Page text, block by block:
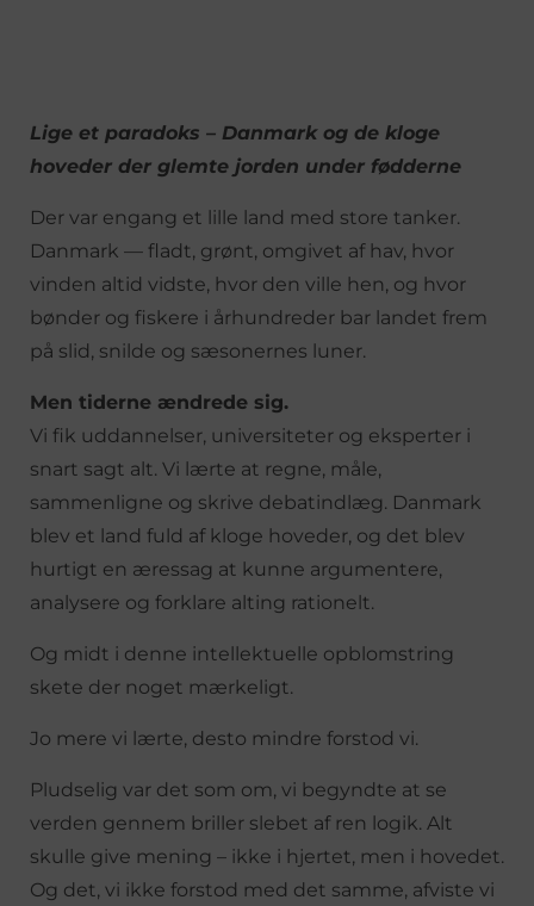
Lige et paradoks – Danmark og de kloge
hoveder der glemte jorden under fødderne
Der var engang et lille land med store tanker.
Danmark — fladt, grønt, omgivet af hav, hvor
vinden altid vidste, hvor den ville hen, og hvor
bønder og fiskere i århundreder bar landet frem
på slid, snilde og sæsonernes luner.
Men tiderne ændrede sig.
Vi fik uddannelser, universiteter og eksperter i
snart sagt alt. Vi lærte at regne, måle,
sammenligne og skrive debatindlæg. Danmark
blev et land fuld af kloge hoveder, og det blev
hurtigt en æressag at kunne argumentere,
analysere og forklare alting rationelt.
Og midt i denne intellektuelle opblomstring
skete der noget mærkeligt.
Jo mere vi lærte, desto mindre forstod vi.
Pludselig var det som om, vi begyndte at se
verden gennem briller slebet af ren logik. Alt
skulle give mening – ikke i hjertet, men i hovedet.
Og det, vi ikke forstod med det samme, afviste vi